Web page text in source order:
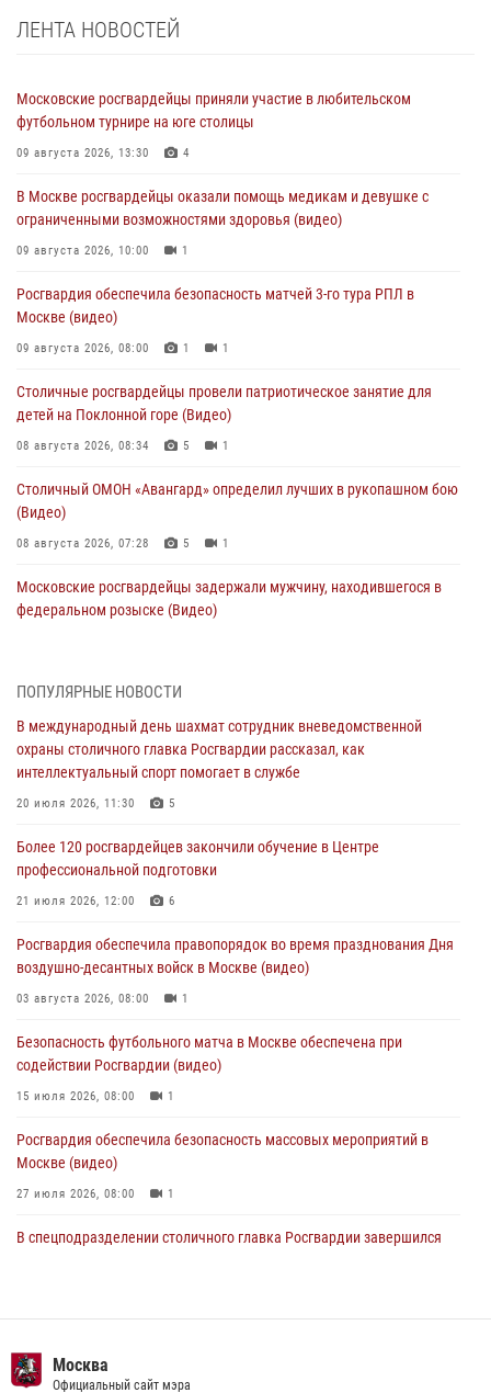
ЛЕНТА НОВОСТЕЙ
Московские росгвардейцы приняли участие в любительском
футбольном турнире на юге столицы
09 августа 2026, 13:30 4
В Москве росгвардейцы оказали помощь медикам и девушке с
ограниченными возможностями здоровья (видео)
09 августа 2026, 10:00 1
Росгвардия обеспечила безопасность матчей 3-го тура РПЛ в
Москве (видео)
09 августа 2026, 08:00 1 1
Столичные росгвардейцы провели патриотическое занятие для
детей на Поклонной горе (Видео)
08 августа 2026, 08:34 5 1
Столичный ОМОН «Авангард» определил лучших в рукопашном бою
(Видео)
08 августа 2026, 07:28 5 1
Московские росгвардейцы задержали мужчину, находившегося в
федеральном розыске (Видео)
В центре столицы росгвардейцы задержали мужчину, пытавшегося
07 августа 2026, 09:26
Столичное управление вневедомственной охраны Росгвардии
признано лучшим по итогам полугодия на всероссийском
06 августа 2026, 14:59
Столичные росгвардейцы задержали троих мужчин, устроивших
06 августа 2026, 11:20 1
Охрану общественного порядка и безопасность на футбольном
06 августа 2026, 08:30
ПОПУЛЯРНЫЕ НОВОСТИ
В международный день шахмат сотрудник вневедомственной
охраны столичного главка Росгвардии рассказал, как
интеллектуальный спорт помогает в службе
20 июля 2026, 11:30 5
Более 120 росгвардейцев закончили обучение в Центре
профессиональной подготовки
21 июля 2026, 12:00 6
Росгвардия обеспечила правопорядок во время празднования Дня
воздушно-десантных войск в Москве (видео)
03 августа 2026, 08:00 1
Безопасность футбольного матча в Москве обеспечена при
содействии Росгвардии (видео)
15 июля 2026, 08:00 1
Росгвардия обеспечила безопасность массовых мероприятий в
Москве (видео)
27 июля 2026, 08:00 1
В спецподразделении столичного главка Росгвардии завершился
районе Китай-города (видео)
30 июля 2026, 14:00 1
Москва
Официальный сайт мэра